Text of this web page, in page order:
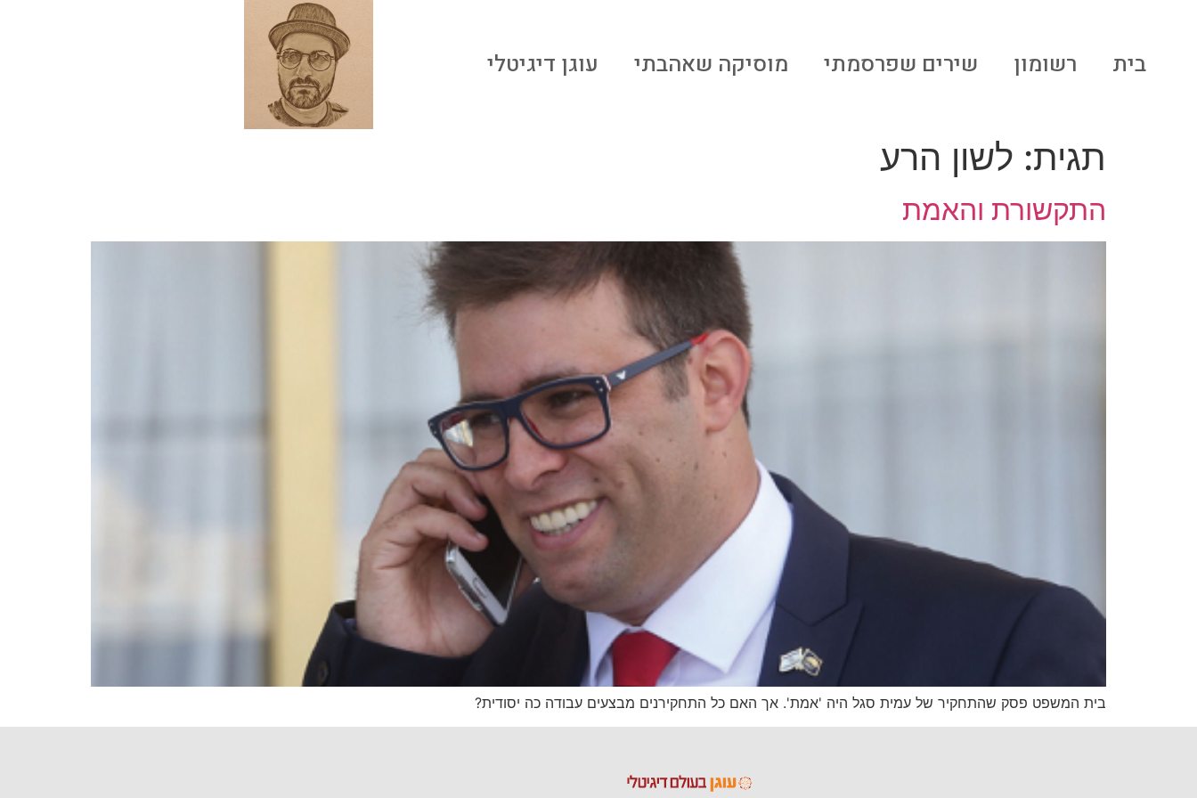
בית רשומון שירים שפרסמתי מוסיקה שאהבתי עוגן דיגיטלי
תגית: לשון הרע
התקשורת והאמת
בית המשפט פסק שהתחקיר של עמית סגל היה 'אמת'. אך האם כל התחקירנים מבצעים עבודה כה יסודית?